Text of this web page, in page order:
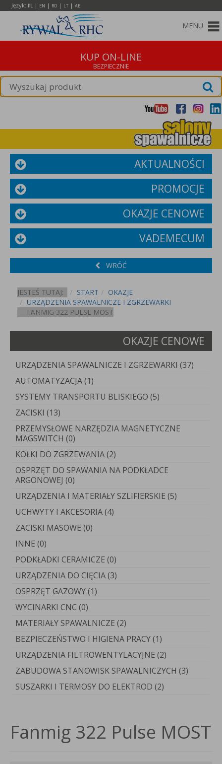
Język: PL | EN | RO | LT | AE
MENU
KUP ON-LINE
AKTUALNOŚCI
PROMOCJE
OKAZJE CENOWE
VADEMECUM
WRÓĆ
JESTEŚ TUTAJ: START
OKAZJE
URZĄDZENIA SPAWALNICZE I ZGRZEWARKI
FANMIG 322 PULSE MOST
OKAZJE CENOWE
URZĄDZENIA SPAWALNICZE I ZGRZEWARKI (37)
AUTOMATYZACJA (1)
SYSTEMY TRANSPORTU BLISKIEGO (5)
ZACISKI (13)
PRZEMYSŁOWE NARZĘDZIA MAGNETYCZNE
MAGSWITCH (0)
KOŁKI DO ZGRZEWANIA (2)
OSPRZĘT DO SPAWANIA NA PODKŁADCE
ARGONOWEJ (0)
URZĄDZENIA I MATERIAŁY SZLIFIERSKIE (5)
UCHWYTY I AKCESORIA (4)
ZACISKI MASOWE (0)
INNE (0)
PODKŁADKI CERAMICZE (0)
URZĄDZENIA DO CIĘCIA (3)
OSPRZĘT GAZOWY (1)
WYCINARKI CNC (0)
MATERIAŁY SPAWALNICZE (2)
BEZPIECZEŃSTWO I HIGIENA PRACY (1)
URZĄDZENIA FILTROWENTYLACYJNE (2)
ZABUDOWA STANOWISK SPAWALNICZYCH (3)
SUSZARKI I TERMOSY DO ELEKTROD (2)
Fanmig 322 Pulse MOST